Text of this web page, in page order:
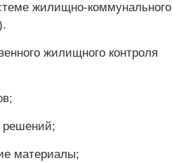
жилищно-коммунального
жилищного контроля
решений;
материа­лы;